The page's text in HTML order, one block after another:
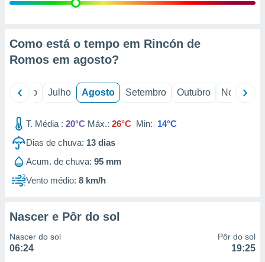
estudos
1199
Como está o tempo em Rincón de
Romos em agosto?
Junho Julho Agosto Setembro Outubro Novembro
T. Média : 20°C Máx.: 26°C Min: 14°C
Dias de chuva: 13 dias
Acum. de chuva: 95 mm
Vento médio: 8 km/h
Nascer e Pôr do sol
Nascer do sol
06:24
Pôr do sol
19:25